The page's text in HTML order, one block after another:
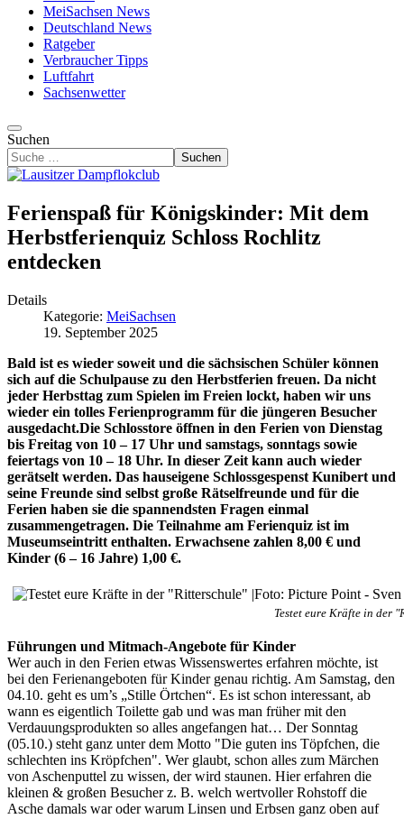
MeiSachsen News
Deutschland News
Ratgeber
Verbraucher Tipps
Luftfahrt
Sachsenwetter
Suchen
Suchen
Ferienspaß für Königskinder: Mit dem
Herbstferienquiz Schloss Rochlitz
entdecken
Details
Kategorie: MeiSachsen
19. September 2025
Bald ist es wieder soweit und die sächsischen Schüler können
sich auf die Schulpause zu den Herbstferien freuen. Da nicht
jeder Herbsttag zum Spielen im Freien lockt, haben wir uns
wieder ein tolles Ferienprogramm für die jüngeren Besucher
ausgedacht.Die Schlosstore öffnen in den Ferien von Dienstag
bis Freitag von 10 – 17 Uhr und samstags, sonntags sowie
feiertags von 10 – 18 Uhr. In dieser Zeit kann auch wieder
gerätselt werden. Das hauseigene Schlossgespenst Kunibert und
seine Freunde sind selbst große Rätselfreunde und für die
Ferien haben sie die spannendsten Fragen einmal
zusammengetragen. Die Teilnahme am Ferienquiz ist im
Museumseintritt enthalten. Erwachsene zahlen 8,00 € und
Kinder (6 – 16 Jahre) 1,00 €.
Testet eure Kräfte in der
Führungen und Mitmach-Angebote für Kinder
Wer auch in den Ferien etwas Wissenswertes erfahren möchte, ist
bei den Ferienangeboten für Kinder genau richtig. Am Samstag, den
04.10. geht es um’s „Stille Örtchen“. Es ist schon interessant, ab
wann es eigentlich Toilette gab und was man früher mit den
Verdauungsprodukten so alles angefangen hat… Der Sonntag
(05.10.) steht ganz unter dem Motto "Die guten ins Töpfchen, die
schlechten ins Kröpfchen". Wer glaubt, schon alles zum Märchen
von Aschenputtel zu wissen, der wird staunen. Hier erfahren die
kleinen & großen Besucher z. B. welch wertvoller Rohstoff die
Asche damals war oder warum Linsen und Erbsen ganz oben auf